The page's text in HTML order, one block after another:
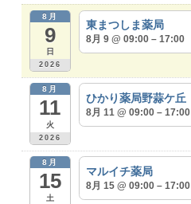
8月
9
日
2026
東まつしま薬局
8月 9 @ 09:00 – 17:00
8月
11
火
2026
ひかり薬局野蒜ケ丘
8月 11 @ 09:00 – 17:00
8月
15
土
マルイチ薬局
8月 15 @ 09:00 – 17:00